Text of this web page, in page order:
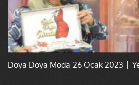
Doya Doya Moda 26 Ocak 2023 │